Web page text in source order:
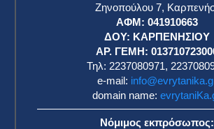
Ζηνοπούλου 7,
ΑΦΜ: 041910663
ΔΟΥ: ΚΑΡΠΕΝΗΣΙΟΥ
ΑΡ. ΓΕΜΗ:
Τηλ: 2237080971,
e-mail:
domain name:
Νόμιμος εκπρόσωπος: